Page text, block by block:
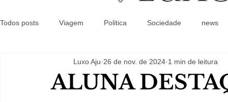
Todos posts Viagem Politica Sociedade news
ALUNA
Luxo Aju 26 de nov. de 2024 1 min de leitura